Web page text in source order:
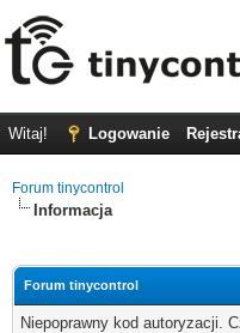
Witaj! Logowanie
Forum tinycontrol
Informacja
Forum tinycontrol
Niepoprawny kod autoryzacji.